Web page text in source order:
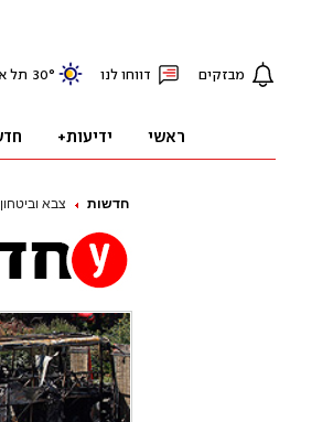
חדשות צבא וביטחון